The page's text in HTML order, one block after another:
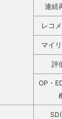
連続
レコ
マイ
評
OP・